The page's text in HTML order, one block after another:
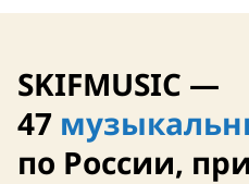
Нет в наличии
SKIFMUSIC —
47
по России,